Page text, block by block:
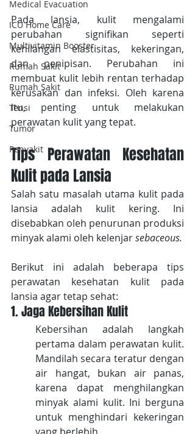
Medical Evacuation
ICU Home Care
Multivitamin Booster
Rumah Sakit
Rumah Sakit
Tensi
Tumor
Penyakit
Pada lansia, kulit mengalami
perubahan signifikan seperti
kehilangan elastisitas, kekeringan,
dan penipisan. Perubahan ini
membuat kulit lebih rentan terhadap
kerusakan dan infeksi. Oleh karena
itu, penting untuk melakukan
perawatan kulit yang tepat.
Tips Perawatan Kesehatan
Kulit pada Lansia
Salah satu masalah utama kulit pada
lansia adalah kulit kering. Ini
disebabkan oleh penurunan produksi
minyak alami oleh kelenjar sebaceous.
Berikut ini adalah beberapa tips
perawatan kesehatan kulit pada
lansia agar tetap sehat:
1. Jaga Kebersihan Kulit
Kebersihan adalah langkah
pertama dalam perawatan kulit.
Mandilah secara teratur dengan
air hangat, bukan air panas,
karena dapat menghilangkan
minyak alami kulit. Ini berguna
untuk menghindari kekeringan